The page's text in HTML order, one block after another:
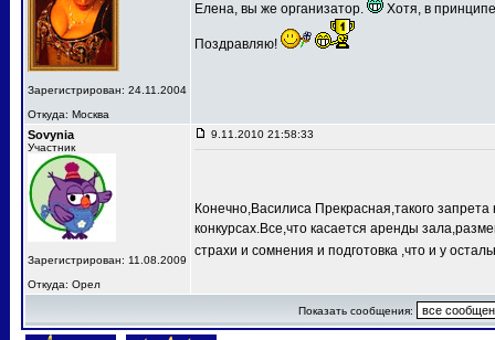
Зарегистрирован: 24.11.2004
Откуда: Москва
Елена, вы же организатор. Хотя, в
Поздравляю!
Sovynia
Участник
Зарегистрирован: 11.08.2009
Откуда: Орел
9.11.2010 21:58:33
Конечно,Василиса Прекрасная,такого
конкурсах.Все,что касается аренды
страхи и сомнения и подготовка ,что и у
Показать сообщения: